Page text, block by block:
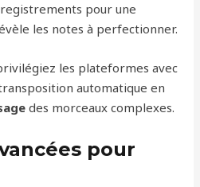
pour une
les notes à perfectionner.
les plateformes avec
automatique en
des morceaux complexes.
pour